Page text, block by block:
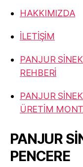
HAKKIMIZDA
İLETİŞİM
PANJUR
REHBERİ
PANJUR
ÜRETİM
PANJUR
PENCERE